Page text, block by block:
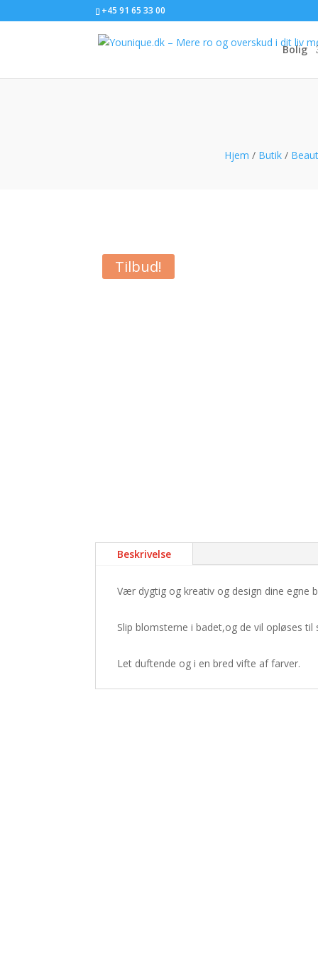
+45 91 65 33 00
Bolig
Hjem / Butik/
Tilbud!
Beskrivelse
Vær dygtig og kreativ og design dine egne
Slip blomsterne i badet,og de vil opløses
Let duftende og i en bred vifte af farver.